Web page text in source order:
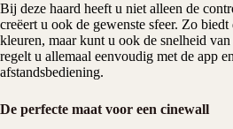
Bij deze haard heeft u niet alleen de
creëert u ook de gewenste sfeer. Zo biedt
kleuren, maar kunt u ook de snelheid
regelt u allemaal eenvoudig met de app
afstandsbediening.
De perfecte maat voor een cinewall